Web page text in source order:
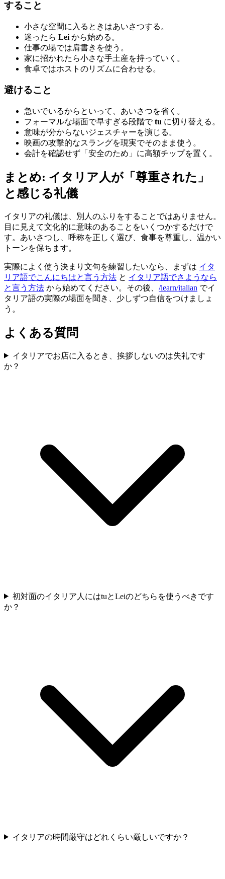
すること
小さな空間に入るときはあいさつする。
迷ったら Lei から始める。
仕事の場では肩書きを使う。
家に招かれたら小さな手土産を持っていく。
食卓ではホストのリズムに合わせる。
避けること
急いでいるからといって、あいさつを省く。
フォーマルな場面で早すぎる段階でtu に切り替える。
意味が分からないジェスチャーを演じる。
映画の攻撃的なスラングを現実でそのまま使う。
会計を確認せず「安全のため」に高額チップを置く。
まとめ: イタリア人が「尊重された」
と感じる礼儀
イタリアの礼儀は、別人のふりをすることではありません。
目に見えて文化的に意味のあることをいくつかするだけで
す。あいさつし、呼称を正しく選び、食事を尊重し、温かい
トーンを保ちます。
実際によく使う決まり文句を練習したいなら、まずは イタ
リア語でこんにちはと言う方法 と イタリア語でさようなら
と言う方法 から始めてください。その後、 /learn/italian でイ
タリア語の実際の場面を聞き、少しずつ自信をつけましょ
う。
よくある質問
イタリアでお店に入るとき、挨拶しないのは失礼です
か？
初対面のイタリア人にはtuとLeiのどちらを使うべきです
か？
イタリアの時間厳守はどれくらい厳しいですか？